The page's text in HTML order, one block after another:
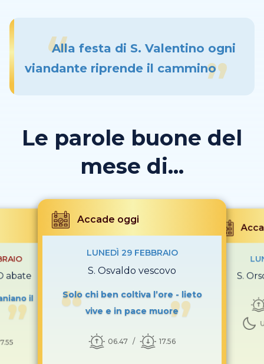
Alla festa di S. Valentino ogni
viandante riprende il cammino
Le parole buone del
mese di...
abate
il
Accade oggi
LUNEDÌ 29 FEBBRAIO
S. Osvaldo vescovo
Solo chi ben coltiva l’ore - lieto
vive e in pace muore
06.47 17.56
S.